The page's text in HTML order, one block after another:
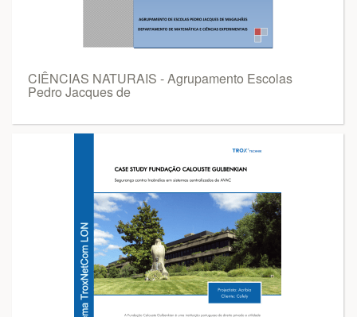
CIÊNCIAS NATURAIS - Agrupamento Escolas
Pedro Jacques de